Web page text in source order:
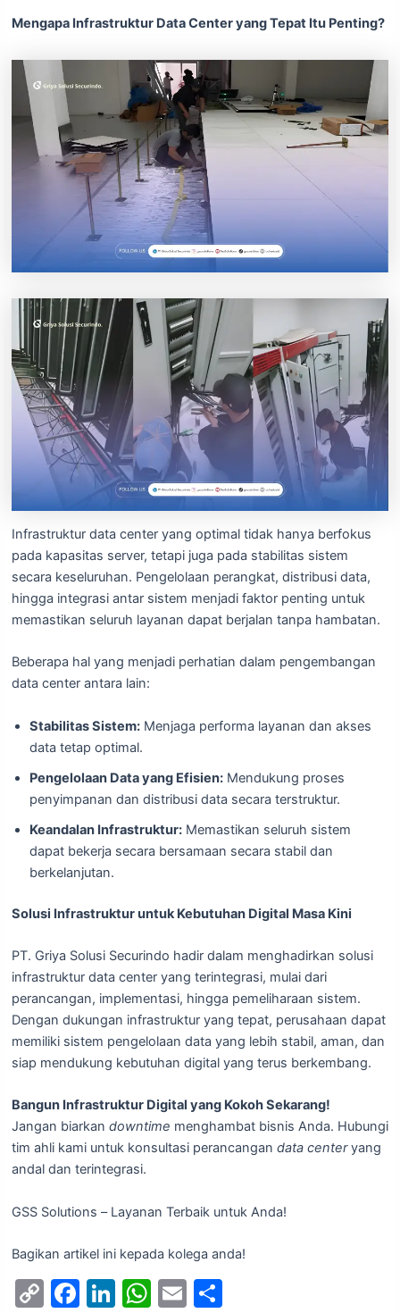
Mengapa Infrastruktur Data Center yang Tepat Itu Penting?
Infrastruktur data center yang optimal tidak hanya berfokus
pada kapasitas server, tetapi juga pada stabilitas sistem
secara keseluruhan. Pengelolaan perangkat, distribusi data,
hingga integrasi antar sistem menjadi faktor penting untuk
memastikan seluruh layanan dapat berjalan tanpa hambatan.
Beberapa hal yang menjadi perhatian dalam pengembangan
data center antara lain:
Stabilitas Sistem:Menjaga performa layanan dan akses
data tetap optimal.
Pengelolaan Data yang Efisien:Mendukung proses
penyimpanan dan distribusi data secara terstruktur.
Keandalan Infrastruktur:Memastikan seluruh sistem
dapat bekerja secara bersamaan secara stabil dan
berkelanjutan.
Solusi Infrastruktur untuk Kebutuhan Digital Masa Kini
PT. Griya Solusi Securindo hadir dalam menghadirkan solusi
infrastruktur data center yang terintegrasi, mulai dari
perancangan, implementasi, hingga pemeliharaan sistem.
Dengan dukungan infrastruktur yang tepat, perusahaan dapat
memiliki sistem pengelolaan data yang lebih stabil, aman, dan
siap mendukung kebutuhan digital yang terus berkembang.
Bangun Infrastruktur Digital yang Kokoh Sekarang!
Jangan biarkan downtime menghambat bisnis Anda. Hubungi
tim ahli kami untuk konsultasi perancangan data centeryang
andal dan terintegrasi.
GSS Solutions – Layanan Terbaik untuk Anda!
Bagikan artikel ini kepada kolega anda!
C F Li W E S